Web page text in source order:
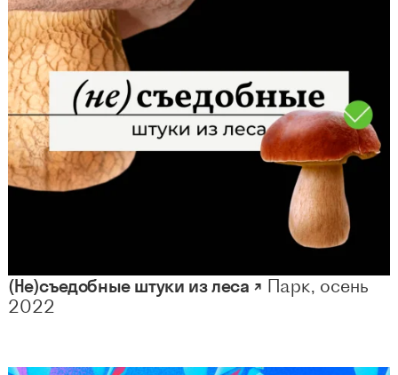
(Не)съедобные штуки из леса ↗ Парк, осень
2022